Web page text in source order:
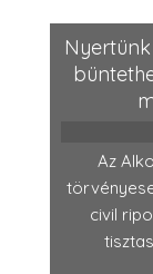
Az
civil